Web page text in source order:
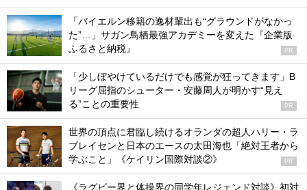
「バイエルン移籍の逸材輩出も“グラウンドがなかっ
た”…」サガン鳥栖最強アカデミーを変えた『企業版
ふるさと納税』
PR
「少しぼやけているだけでも感覚が狂ってきます」B
リーグ屈指のシューター・安藤周人が明かす“見え
る”ことの重要性
PR
世界の頂点に君臨し続けるオランダの超人ハリー・ラ
ブレイセンと日本のエースの太田海也「絶対王者から
学ぶこと」《ケイリン国際対談②》
PR
《ラグビー界と体操界の同学年レジェンド対談》初対